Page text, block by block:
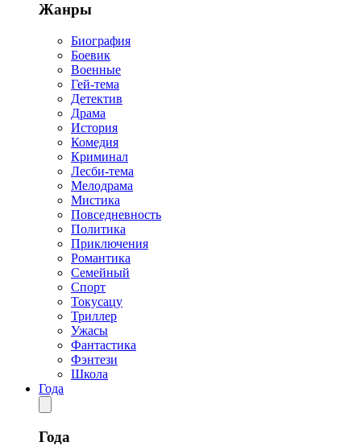
Жанры
Биография
Боевик
Военные
Гей-тема
Детектив
Драма
История
Комедия
Криминал
Лесби-тема
Мелодрама
Мистика
Повседневность
Политика
Приключения
Романтика
Семейный
Спорт
Токусацу
Триллер
Ужасы
Фантастика
Фэнтези
Школа
Года
Года